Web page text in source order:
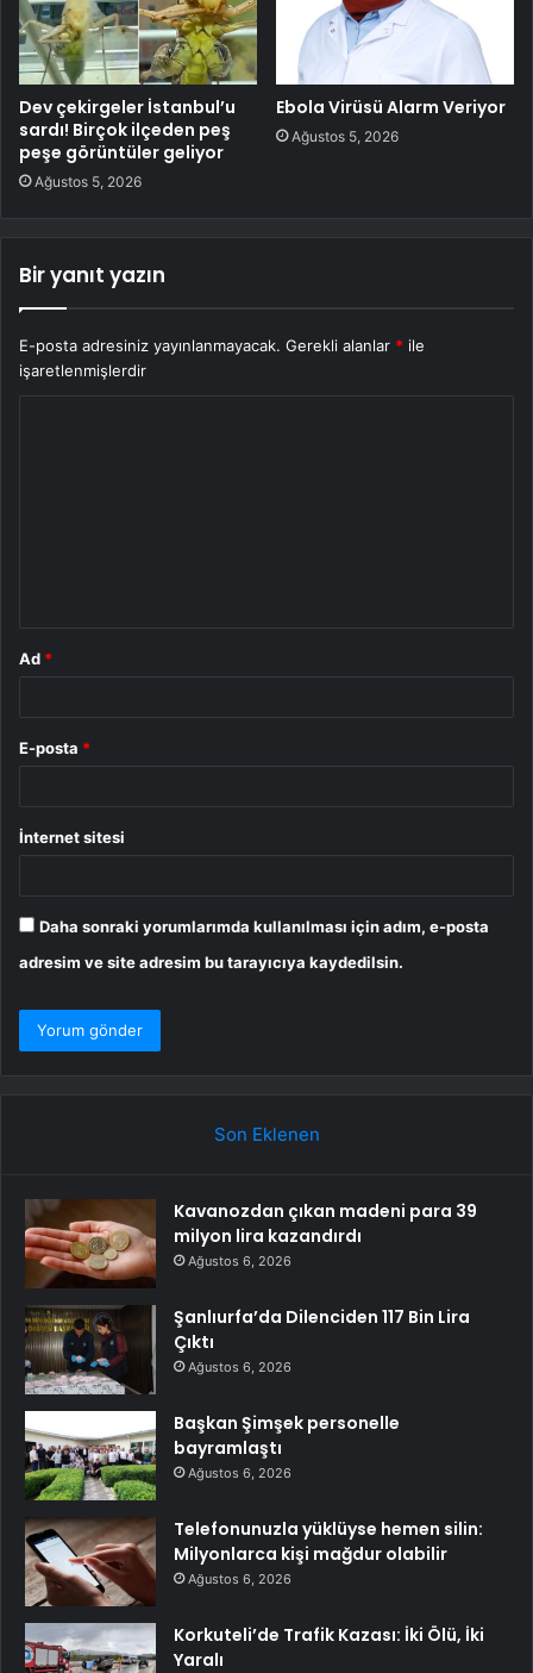
Dev çekirgeler İstanbul’u
sardı! Birçok ilçeden peş
peşe görüntüler geliyor
Ağustos 5, 2026
Ebola Virüsü Alarm Veriyor
Ağustos 5, 2026
Bir yanıt yazın
E-posta adresiniz yayınlanmayacak. Gerekli alanlar * ile
işaretlenmişlerdir
Ad *
E-posta *
İnternet sitesi
Daha sonraki yorumlarımda kullanılması için adım, e-posta
adresim ve site adresim bu tarayıcıya kaydedilsin.
Son Eklenen
Kavanozdan çıkan madeni para 39
milyon lira kazandırdı
Ağustos 6, 2026
Şanlıurfa’da Dilenciden 117 Bin Lira
Çıktı
Ağustos 6, 2026
Başkan Şimşek personelle
bayramlaştı
Ağustos 6, 2026
Telefonunuzla yüklüyse hemen silin:
Milyonlarca kişi mağdur olabilir
Ağustos 6, 2026
Korkuteli’de Trafik Kazası: İki Ölü, İki
Yaralı